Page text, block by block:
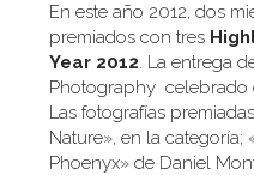
En este año 2012, dos
premiados con tres
Year 2012. La entrega
Photography celebrado
Las fotografías
Nature», en la categoría;
Phoenyx» de Daniel